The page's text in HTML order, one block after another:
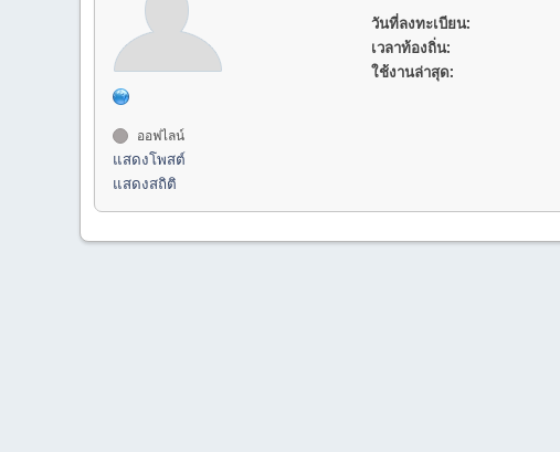
ออฟไลน์
แสดงโพสต์
แสดงสถิติ
วันที่ลงทะเบียน:
เวลาท้องถิ่น:
ใช้งานล่าสุด: